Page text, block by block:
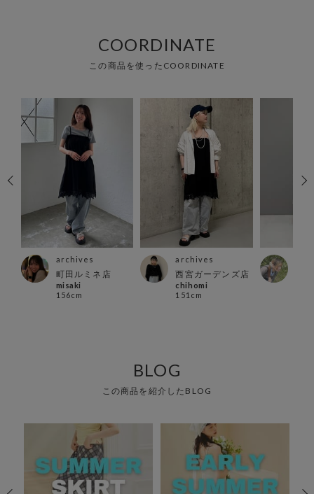
COORDINATE
この商品を使ったCOORDINATE
archives
町田ルミネ店
misaki
156cm
archives
西宮ガーデンズ店
chihomi
151cm
BLOG
この商品を紹介したBLOG